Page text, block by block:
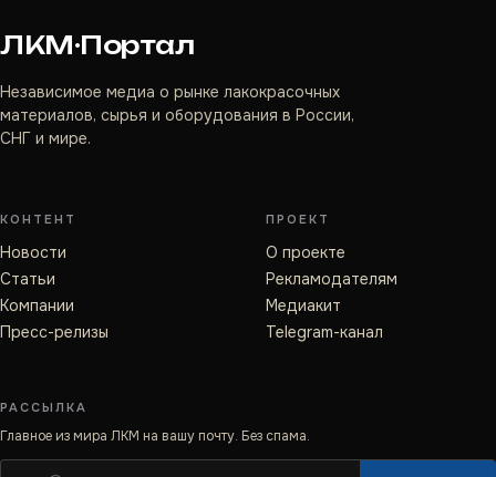
ЛКМ·Портал
Независимое медиа о рынке лакокрасочных
материалов, сырья и оборудования в России,
СНГ и мире.
КОНТЕНТ
Новости
Статьи
Компании
Пресс-релизы
ПРОЕКТ
О проекте
Рекламодателям
Медиакит
Telegram-канал
РАССЫЛКА
Главное из мира ЛКМ на вашу почту. Без спама.